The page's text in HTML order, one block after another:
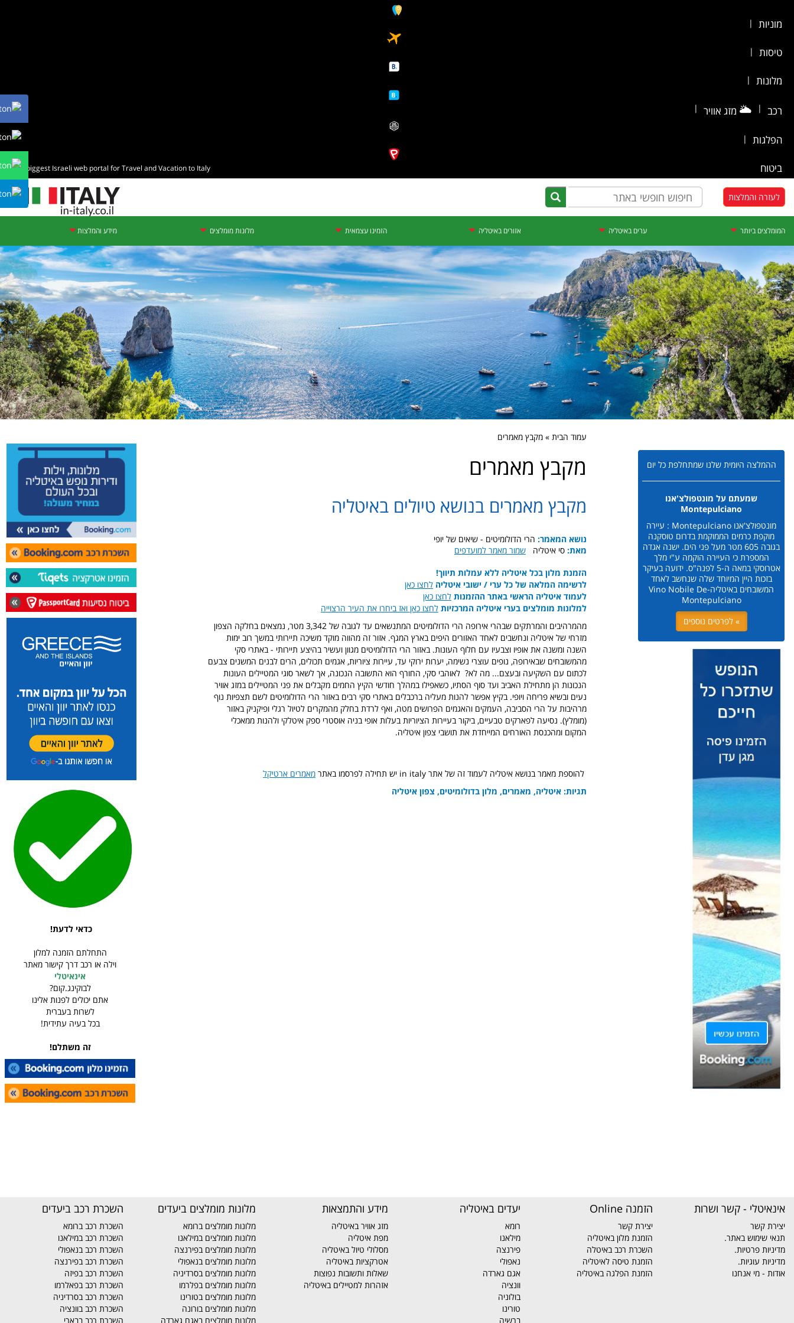
מוניות |
טיסות |
מלונות |
רכב |
🌥️ מזג אוויר |
הפלגות |
ביטוח The biggest Israeli web portal for Travel and Vacation to Italy
לעזרה והמלצות
המומלצים ביותר ערים באיטליה אזורים באיטליה הזמינו עצמאית מלונות מומלצים מידע והמלצות
עמוד הבית » מקבץ מאמרים
ההמלצה היומית שלנו שמתחלפת כל יום
שמעתם על מונטפולצ'אנו
Montepulciano
מונטפולצ'אנו Montepulciano : עיירה
מוקפת כרמים הממוקמת בדרום טוסקנה
בגובה 605 מטר מעל פני הים. ישנה אגדה
המספרת כי העיירה הוקמה ע"י מלך
אטרוסקי במאה ה-5 לפנה"ס. ידועה בעיקר
בזכות היין המיוחד שלה שנחשב לאחד
המשובחים באיטליה-Vino Nobile De
Montepulciano
» לפרטים נוספים
מקבץ מאמרים
מקבץ מאמרים בנושא טיולים באיטליה
נושא המאמר: הרי הדולומיטים - שיאים של יופי
מאת: סי איטליה שמור מאמר למועדפים
הזמנת מלון בכל איטליה ללא עמלות תיווך!
לרשימה המלאה של כל ערי / ישובי איטליה לחצו כאן
לעמוד איטליה הראשי באתר ההזמנות לחצו כאן
למלונות מומלצים בערי איטליה המרכזיות לחצו כאן ואז ביחרו את העיר הרצוייה
מהמרהיבים והמרתקים שבהרי אירופה הרי הדולומיטים המתנשאים עד לגובה של 3,342 מטר, נמצאים בחלקה הצפון
מזרחי של איטליה ונחשבים לאחד האזורים היפים בארץ המגף. אזור זה מהווה מוקד משיכה תיירותי במשך רוב ימות
השנה ומשנה את אופיו וצבעיו עם חלוף העונות. באזור הרי הדולומיטים מגוון ועשיר בהיצע תיירותי - באתרי סקי
מהמשובחים שבאירופה, נופים עוצרי נשימה, יערות ירוקי עד, עיירות ציוריות, אגמים תכולים, הרים לבנים המשנים צבעם
לכתום עם השקיעה ובעצם... מה לא? לאוהבי סקי, החורף הוא התשובה הנכונה, אך לשאר סוגי המטיילים העונות
הנכונות הן מתחילת האביב ועד סוף הסתיו, כשאפילו במהלך חודשי הקיץ החמים מקבלים את פני המטיילים במזג אוויר
נעים ובשיא פריחה ויופי. בקיץ אפשר להנות מעליה ברכבלים באתרי סקי רבים באזור הרי הדולומיטים לשם תצפיות נוף
מרהיבות על הרי הסביבה, העמקים והאגמים הפרושים מטה, ואף לרדת בחלק מהמקרים לטיול רגלי ופיקניק באזור
(מומלץ). נסיעה לפארקים טבעיים, ביקור בעיירות הציוריות בעלות אופי בניה אוסטרי ספק איטלקי ולהנות ממאכלי
המקום ומהכנסת האורחים המייחדת את תושבי צפון איטליה.
להוספת מאמר בנושא איטליה לעמוד זה של אתר in italy יש תחילה לפרסמו באתר
מאמרים ארטיקל
תגיות: איטליה, מאמרים, מלון בדולומיטים, צפון איטליה
כדאי לדעת!
התחלתם הזמנה למלון
וילה או רכב דרך קישור מאתר
אינאיטלי
לבוקינג.קום?
אתם יכולים לפנות אלינו
לשרות בעברית
בכל בעיה עתידית!
זה משתלם!
אינאיטלי - קשר ושרות
יצירת קשר
תנאי שימוש באתר.
מדיניות פרטיות.
מדיניות עוגיות.
אודות - מי אנחנו
הזמנה Online
יצירת קשר
הזמנת מלון באיטליה
השכרת רכב באיטלה
הזמנת טיסה לאיטליה
הזמנת הפלגה באיטליה
יעדים באיטליה
רומא
מילאנו
פירנצה
נאפולי
אגם גארדה
וונציה
בולוניה
טורינו
ברשיה
מידע והתמצאות
מזג אוויר באיטליה
מפת איטליה
מסלולי טיול באיטליה
אטרקציות באיטליה
שאלות ותשובות נפוצות
אזהרות למטיילים באיטליה
מלונות מומלצים ביעדים
מלונות מומלצים ברומא
מלונות מומלצים במילאנו
מלונות מומלצים בפירנצה
מלונות מומלצים בנאפולי
מלונות מומלצים בסרדיניה
מלונות מומלצים בפלרמו
מלונות מומלצים בטורינו
מלונות מומלצים בורונה
מלונות מומלצים באגם גארדה
השכרת רכב ביעדים
השכרת רכב ברומא
השכרת רכב במילאנו
השכרת רכב בנאפולי
השכרת רכב בפירנצה
השכרת רכב בפיזה
השכרת רכב בפאלרמו
השכרת רכב בסרדיניה
השכרת רכב בוונציה
השכרת רכב בבארי